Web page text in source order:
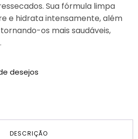
Sua fórmula limpa
e hidrata intensamente, além
os mais saudáveis,
desejos
DESCRIÇÃO